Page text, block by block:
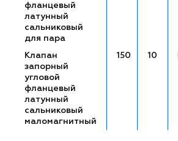
фланцевый
латунный
сальниковый
для пара
Клапан
запорный
угловой
фланцевый
латунный
сальниковый
маломагнитный
150 10